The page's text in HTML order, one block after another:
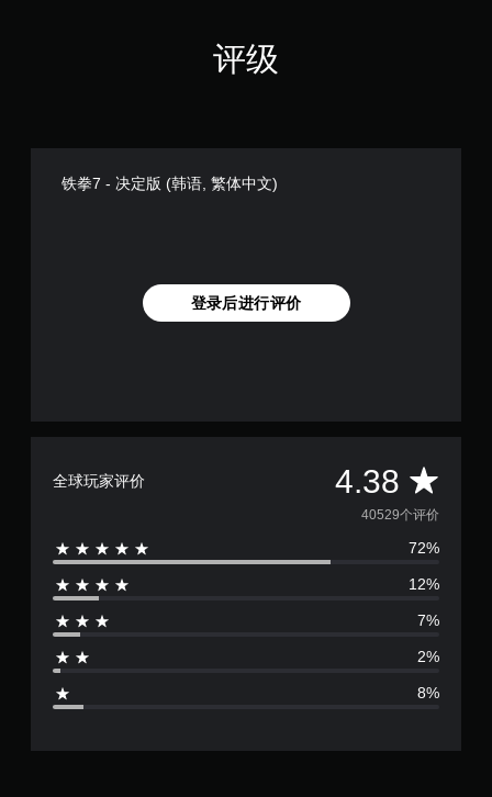
评级
铁拳7 - 决定版 (韩语, 繁体中文)
登录后进行评价
全球玩家评价 4.38 平
均
评
价
8
40529个评价
72%
12%
7%
2%
8%